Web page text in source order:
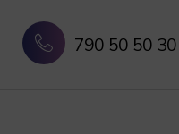
790 50 50 30